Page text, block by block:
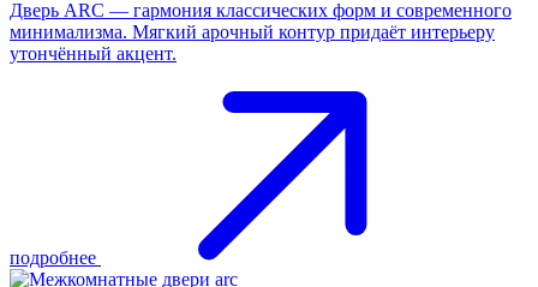
Дверь ARC — гармония классических форм и современного
минимализма. Мягкий арочный контур придаёт интерьеру
утончённый акцент.
подробнее